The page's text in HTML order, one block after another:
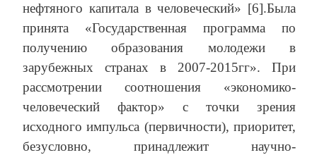
нефтяного капитала в человеческий» [6].Была
принята «Государственная программа по
получению образования молодежи в
зарубежных странах в 2007-2015гг». При
рассмотрении соотношения «экономико-
человеческий фактор» с точки зрения
исходного импульса (первичности), приоритет,
безусловно, принадлежит научно-